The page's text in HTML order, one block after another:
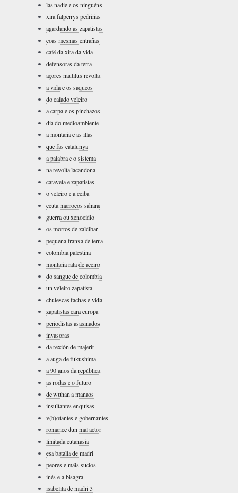
las nadie e os ninguéns
xira falperrys pedriñas
agardando as zapatistas
coas mesmas entrañas
café da xira da vida
defensoras da terra
açores nautilus revolta
a vida e os saqueos
do calado veleiro
a carpa e os pinchazos
dia do medioambiente
a montaña e as illas
que fas catalunya
a palabra e o sistema
na revolta lacandona
caravela e zapatistas
o veleiro e a ceiba
ceuta marrocos sahara
guerra ou xenocidio
os mortos de zaldibar
pequena franxa de terra
colombia palestina
montaña rata de aceiro
do sangue de colombia
un veleiro zapatista
chulescas fachas e vida
zapatistas cara europa
periodistas asasinados
invasoras
da rexión de majerit
a auga de fukushima
a 90 anos da república
as rodas e o futuro
de wuhan a manaos
insultantes enquisas
v(b)otantes e gobernantes
romance dun mal actor
limitada eutanasia
esa batalla de madri
peores e máis sucios
inés e a bisagra
isabelita de madri 3